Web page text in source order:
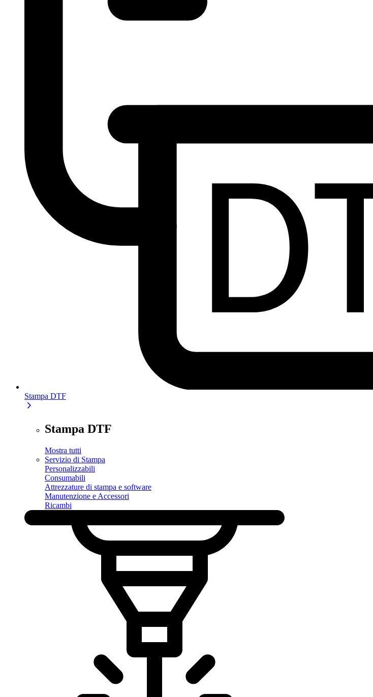
Stampa DTF
Stampa DTF
Mostra tutti
Servizio di Stampa
Personalizzabili
Consumabili
Attrezzature di stampa e software
Manutenzione e Accessori
Ricambi